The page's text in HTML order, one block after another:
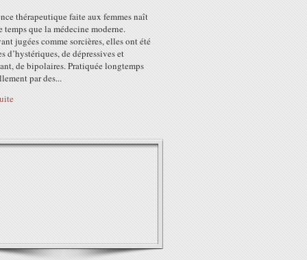
thérapeutique faite aux femmes naît
temps que la médecine moderne.
jugées comme sorcières, elles ont été
d’hystériques, de dépressives et
de bipolaires. Pratiquée longtemps
par des...